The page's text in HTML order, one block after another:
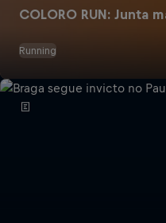
COLORO RUN: Junta
Running